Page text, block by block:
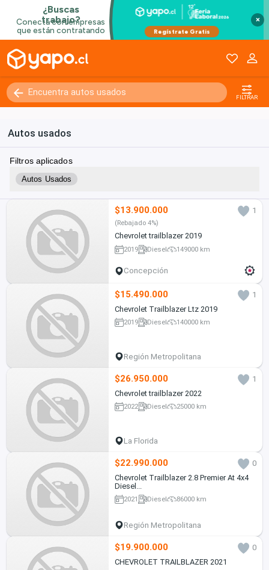
×
FILTRAR
Autos usados
Filtros aplicados
Autos Usados
$13.900.000 1
(Rebajado 4%)
Chevrolet trailblazer 2019
2019 Diesel 149000 km
Concepción
$15.490.000
1
Chevrolet Trailblazer Ltz 2019
2019 Diesel 140000 km
Región Metropolitana
$26.950.000
1
Chevrolet trailblazer 2022
2022 Diesel 25000 km
La Florida
$22.990.000
0
Chevrolet Trailblazer 2.8 Premier At 4x4
Diesel...
2021 Diesel 86000 km
Región Metropolitana
$19.900.000
0
CHEVROLET TRAILBLAZER 2021